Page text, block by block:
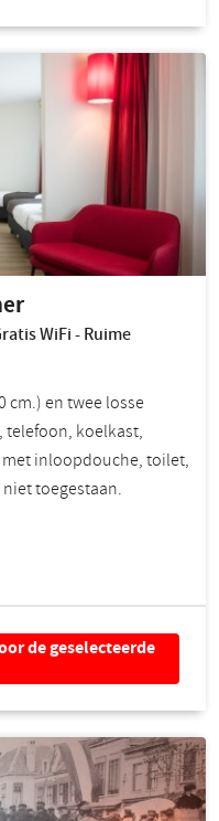
WiFi - Ruime
cm.) en twee losse
telefoon, koelkast,
inloopdouche, toilet,
toegestaan.
de geselecteerde